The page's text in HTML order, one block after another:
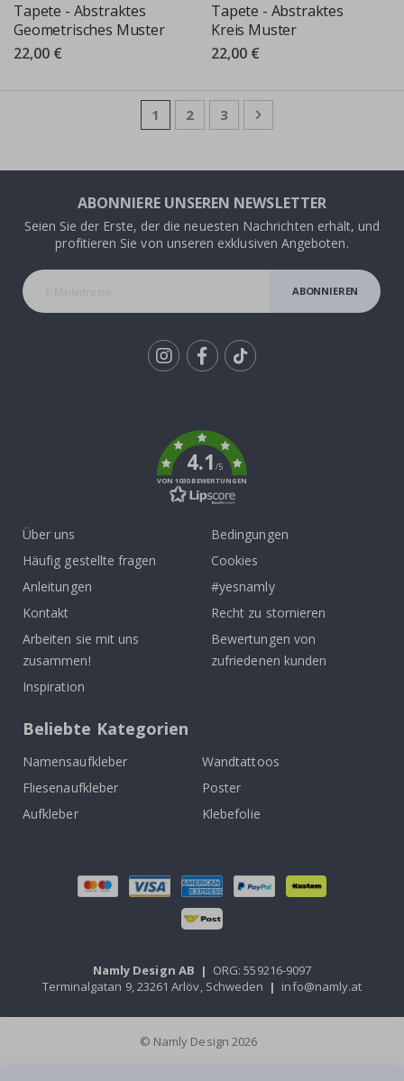
Tapete - Abstraktes
Geometrisches Muster
22,00 €
Tapete - Abstraktes
Kreis Muster
22,00 €
Seite
Sie lesen gerade die Seite
1 Seite
2 Seite
3 Seite
Weiter
ABONNIERE UNSEREN NEWSLETTER
Seien Sie der Erste, der die neuesten Nachrichten erhält, und
profitieren Sie von unseren exklusiven Angeboten.
ABONNIEREN
4.1/5
VON 1030 BEWERTUNGEN
Über uns
Häufig gestellte fragen
Anleitungen
Kontakt
Arbeiten sie mit uns
zusammen!
Inspiration
Bedingungen
Cookies
#yesnamly
Recht zu stornieren
Bewertungen von
zufriedenen kunden
Beliebte Kategorien
Namensaufkleber
Wandtattoos
Fliesenaufkleber
Poster
Aufkleber
Klebefolie
Namly Design AB | ORG: 559216-9097
Terminalgatan 9, 23261 Arlöv, Schweden | info@namly.at
© Namly Design 2026